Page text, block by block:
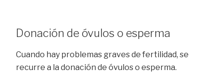
Donación de óvulos o esperma
Cuando hay problemas graves de fertilidad, se
recurre a la donación de óvulos o esperma.